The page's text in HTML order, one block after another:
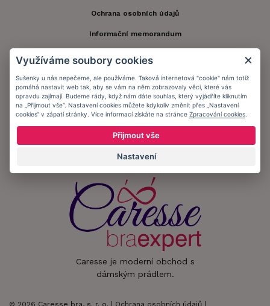
Caresse je moderní obchod s
dámským prádlem.
© 2026 Caresse bra, s. r. o. | Ochrana osobních údajů
Ochrana osobních údajů
Informační memorandum
Zůstaňte s námi v kontaktu.
Přijímáme platby:
Využíváme soubory cookies
Sušenky u nás nepečeme, ale používáme. Taková internetová "cookie" nám totiž
pomáhá nastavit web tak, aby se vám na něm zobrazovaly věci, které vás
opravdu zajímají. Budeme rády, když nám dáte souhlas, který vyjádříte kliknutím
na „Přijmout vše“. Nastavení cookies můžete kdykoliv změnit přes „Nastavení
cookies“ v zápatí stránky. Více informací získáte na stránce Zpracování cookies
Přijmout vše
Nastavení